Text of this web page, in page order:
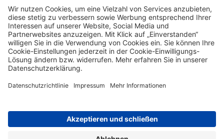
Impressum Datenschutz Barrierefreiheit